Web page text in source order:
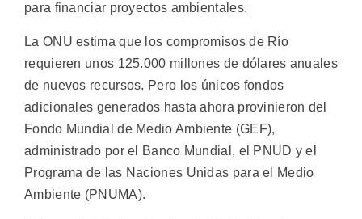
para financiar proyectos ambientales.
La ONU estima que los compromisos de Río
requieren unos 125.000 millones de dólares anuales
de nuevos recursos. Pero los únicos fondos
adicionales generados hasta ahora provinieron del
Fondo Mundial de Medio Ambiente (GEF),
administrado por el Banco Mundial, el PNUD y el
Programa de las Naciones Unidas para el Medio
Ambiente (PNUMA).